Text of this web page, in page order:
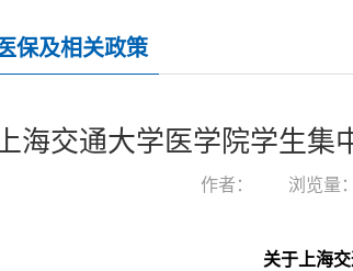
保及相关政策
海交通大学医学院学生集
作者： 浏览量：
关于上海